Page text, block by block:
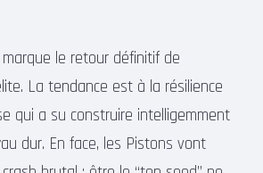
le retour définitif de
La tendance est à la résilience
qui a su construire intelligemment
dur. En face, les Pistons vont